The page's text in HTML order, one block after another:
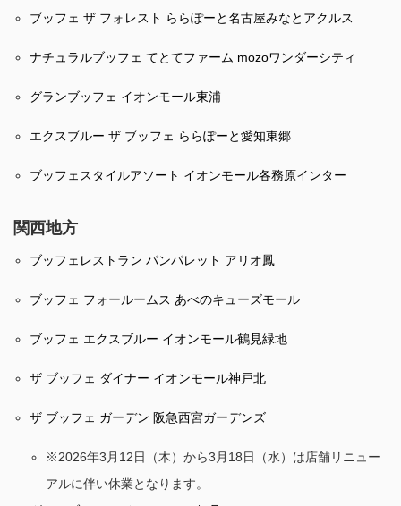
ブッフェ ザ フォレスト ららぽーと名古屋みなとアクルス
ナチュラルブッフェ てとてファーム mozoワンダーシティ
グランブッフェ イオンモール東浦
エクスブルー ザ ブッフェ ららぽーと愛知東郷
ブッフェスタイルアソート イオンモール各務原インター
関西地方
ブッフェレストラン パンパレット アリオ鳳
ブッフェ フォールームス あべのキューズモール
ブッフェ エクスブルー イオンモール鶴見緑地
ザ ブッフェ ダイナー イオンモール神戸北
ザ ブッフェ ガーデン 阪急西宮ガーデンズ
※2026年3月12日（木）から3月18日（水）は店舗リニュー
アルに伴い休業となります。